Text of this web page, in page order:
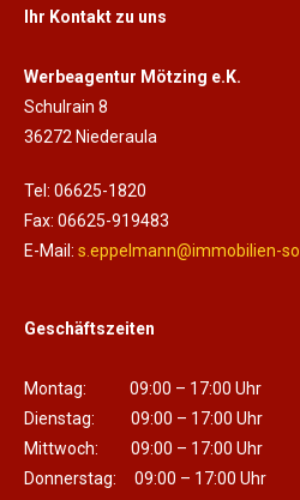
Ihr Kontakt zu uns
Werbeagentur Mötzing e.K.
Schulrain 8
36272 Niederaula
Tel: 06625-1820
Fax: 06625-919483
E-Mail: s.eppelmann@immobilien-
Geschäftszeiten
Montag: 09:00 – 17:00 Uhr
Dienstag: 09:00 – 17:00 Uhr
Mittwoch: 09:00 – 17:00 Uhr
Donnerstag: 09:00 – 17:00 Uhr